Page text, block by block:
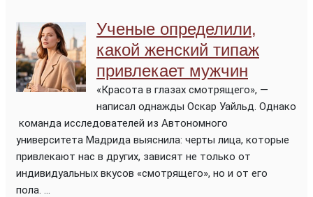
Ученые определили,
какой женский типаж
привлекает мужчин
«Красота в глазах смотрящего», —
написал однажды Оскар Уайльд. Однако
команда исследователей из Автономного
университета Мадрида выяснила: черты лица, которые
привлекают нас в других, зависят не только от
индивидуальных вкусов «смотрящего», но и от его
пола. ...